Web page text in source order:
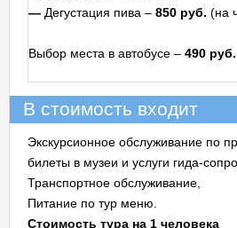
— Дегустация пива – 850 руб. (на
Выбор места в автобусе – 490 руб.
В стоимость входит
Экскурсионное обслуживание по
билеты в музеи и услуги гида-
Транспортное обслуживание,
Питание по тур меню.
Стоимость тура на 1 человека